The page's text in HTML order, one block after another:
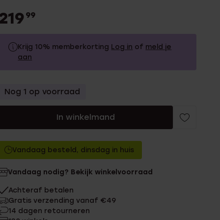
99
Krijg 10% memberkorting Log in of meld je
aan
Nog 1 op voorraad
In winkelmand
Vandaag besteld, dinsdag in huis
Vandaag nodig? Bekijk winkelvoorraad
Achteraf betalen
Gratis verzending vanaf €49
14 dagen retourneren